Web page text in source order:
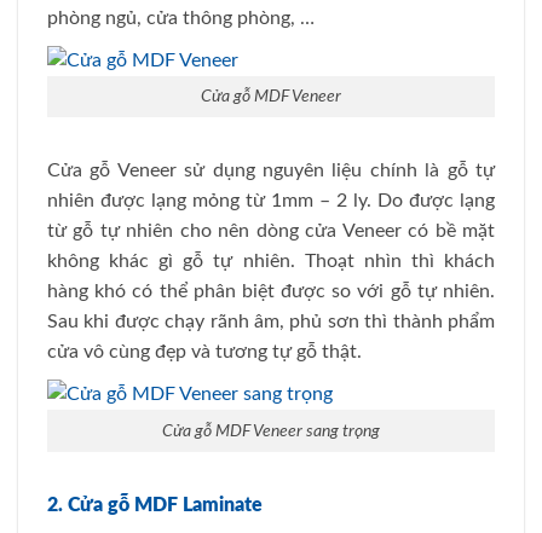
phòng ngủ, cửa thông phòng, …
Cửa gỗ MDF Veneer
Cửa gỗ Veneer sử dụng nguyên liệu chính là gỗ tự
nhiên được lạng mỏng từ 1mm – 2 ly. Do được lạng
từ gỗ tự nhiên cho nên dòng cửa Veneer có bề mặt
không khác gì gỗ tự nhiên. Thoạt nhìn thì khách
hàng khó có thể phân biệt được so với gỗ tự nhiên.
Sau khi được chạy rãnh âm, phủ sơn thì thành phẩm
cửa vô cùng đẹp và tương tự gỗ thật.
Cửa gỗ MDF Veneer sang trọng
2. Cửa gỗ MDF Laminate